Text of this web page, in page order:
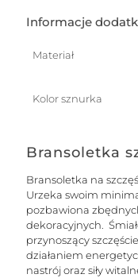
dla
wybierz
kolor
Informacje
Materiał
Kolor sznurka
Bransoletka
Bransoletka na
Urzeka swoim
pozbawiona
dekoracyjnych.
przynoszący
działaniem
nastrój oraz siły